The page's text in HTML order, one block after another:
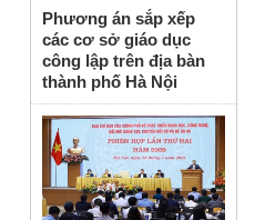
Phương án sắp xếp
các cơ sở giáo dục
công lập trên địa bàn
thành phố Hà Nội